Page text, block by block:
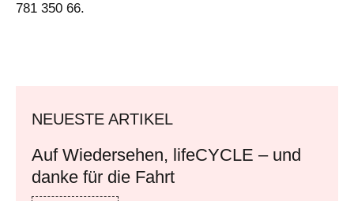
781 350 66.
NEUESTE ARTIKEL
Auf Wiedersehen, lifeCYCLE – und
danke für die Fahrt